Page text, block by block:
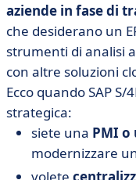
aziende in fase di
che desiderano un
strumenti di analisi
con altre soluzioni
Ecco quando SAP
strategica:
siete una PMI o
modernizzare